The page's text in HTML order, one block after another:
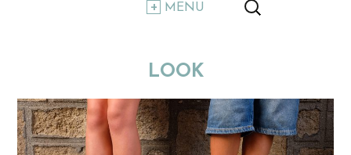
MENU
LOOK